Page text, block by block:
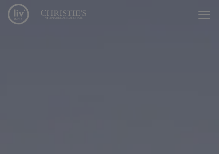
Menu overslaan en naar de inhoud gaan